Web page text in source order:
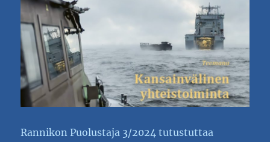
Rannikon Puolustaja 3/2024 tutustuttaa